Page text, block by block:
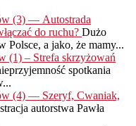
(3) — Autostrada
do ruchu? Dużo
Polsce, a jako, że mamy...
(1) – Strefa skrzyżowań
spotkania
(4) — Szeryf, Cwaniak,
autorstwa Pawła